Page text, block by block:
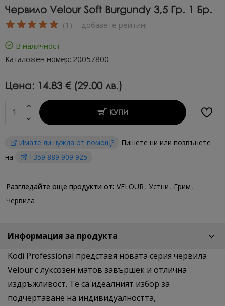
Червило Velour Soft Burgundy 3,5 Гр. 1 Бр.
В наличност
Каталожен номер: 20057800
(1) - добавете рейтинг
Цена: 14.83 € (29.00 лв.)
КУПИ
Имате ли нужда от помощ?
Пишете ни или позвънете
на
+359 889 909 925
Разгледайте още продукти от: VELOUR Устни
Грим
Червила
Информация за продукта
Kodi Professional представя новата серия червила
Velour с луксозен матов завършек и отлична
издръжливост. Те са идеалният избор за
подчертаване на индивидуалността,